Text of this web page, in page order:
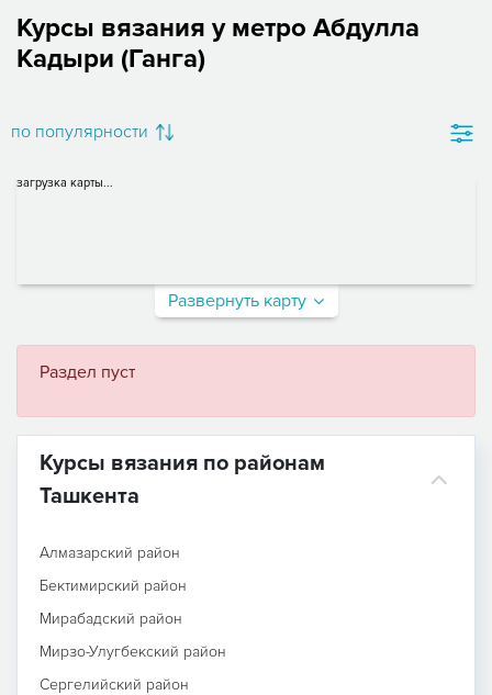
Курсы вязания у метро Абдулла
Кадыри (Ганга)
по популярности
загрузка карты...
Развернуть карту
Раздел пуст
Курсы вязания по районам
Ташкента
Алмазарский район
Бектимирский район
Мирабадский район
Мирзо-Улугбекский район
Сергелийский район